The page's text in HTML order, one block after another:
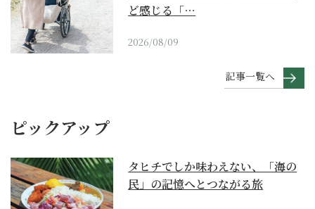
ど感じる「…
2026/08/09
記事一覧へ
ピックアップ
タヒチでしか味わえない、「海の
民」の記憶へとつながる旅